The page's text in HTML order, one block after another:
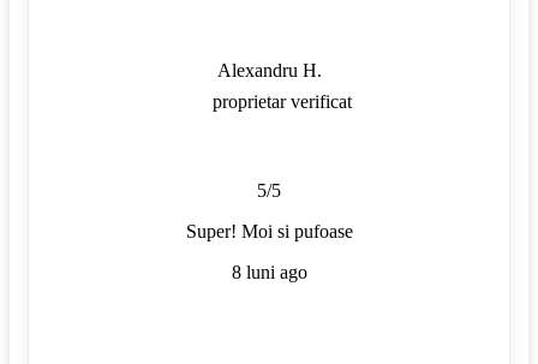
Alexandru H.
proprietar verificat
5/5
Super! Moi si pufoase
8 luni ago